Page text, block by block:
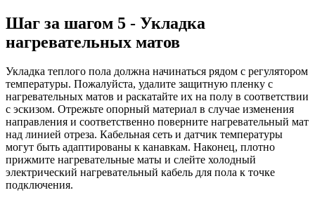
Шаг за шагом 5 - Укладка
нагревательных матов
Укладка теплого пола должна начинаться рядом с регулятором
температуры. Пожалуйста, удалите защитную пленку с
нагревательных матов и раскатайте их на полу в соответствии
с эскизом. Отрежьте опорный материал в случае изменения
направления и соответственно поверните нагревательный мат
над линией отреза. Кабельная сеть и датчик температуры
могут быть адаптированы к канавкам. Наконец, плотно
прижмите нагревательные маты и слейте холодный
электрический нагревательный кабель для пола к точке
подключения.